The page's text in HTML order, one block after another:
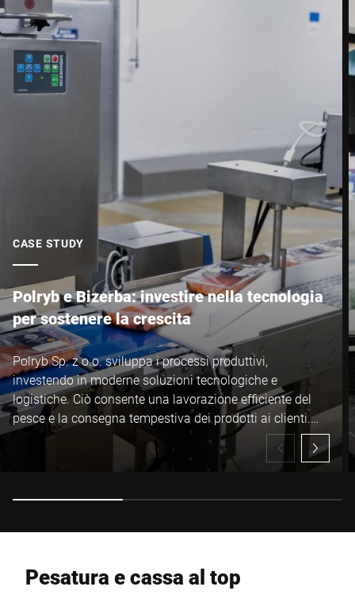
CASE STUDY
Polryb e Bizerba: investire nella tecnologia
per sostenere la crescita
Polryb Sp. z o.o. sviluppa i processi produttivi,
investendo in moderne soluzioni tecnologiche e
logistiche. Ciò consente una lavorazione efficiente del
pesce e la consegna tempestiva dei prodotti ai clienti.
L'azienda combina innovazione ed esperienza,
costruendo una posizione stabile sul mercato.
Pesatura e cassa al top